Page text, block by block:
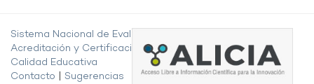
Sistema Nacional de Evaluación,
Acreditación y Certificación de la
Calidad Educativa
Contacto
Sugerencias